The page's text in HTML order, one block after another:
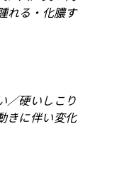
れる・化膿す
／硬いしこり
きに伴い変化